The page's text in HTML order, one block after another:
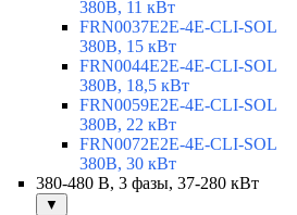
380В, 11 кВт
FRN0037E2E-4E-CLI-SOL
380В, 15 кВт
FRN0044E2E-4E-CLI-SOL
380В, 18,5 кВт
FRN0059E2E-4E-CLI-SOL
380В, 22 кВт
FRN0072E2E-4E-CLI-SOL
380В, 30 кВт
380-480 В, 3 фазы, 37-280 кВт
▼